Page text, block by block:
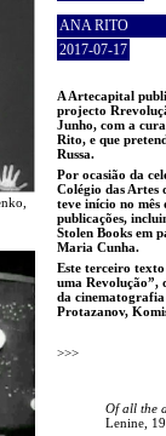
ANA RITO
2017-07-17
A Artecapital
projecto
Junho, com a
Rito, e que
Russa.
Por ocasião da
Colégio das Artes
teve início no mês
publicações,
Stolen Books em
Maria Cunha.
Este terceiro
uma Revolução”,
da cinematografia
Protazanov,
>>>
Of all the
Lenine,